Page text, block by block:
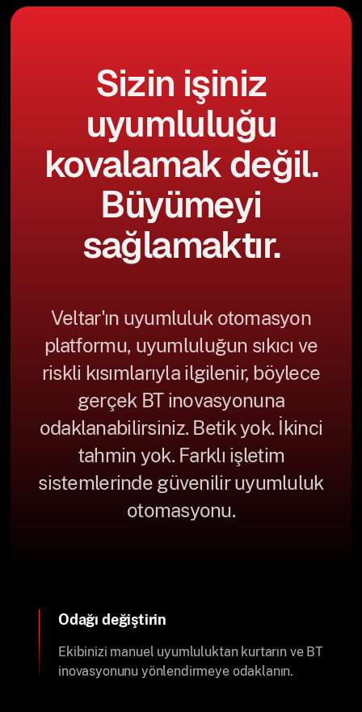
Sizin işiniz
uyumluluğu
kovalamak değil.
Büyümeyi
sağlamaktır.
Veltar'ın uyumluluk otomasyon
platformu, uyumluluğun sıkıcı ve
riskli kısımlarıyla ilgilenir, böylece
gerçek BT inovasyonuna
odaklanabilirsiniz. Betik yok. İkinci
tahmin yok. Farklı işletim
sistemlerinde güvenilir uyumluluk
otomasyonu.
Odağı değiştirin
Ekibinizi manuel uyumluluktan kurtarın ve BT
inovasyonunu yönlendirmeye odaklanın.